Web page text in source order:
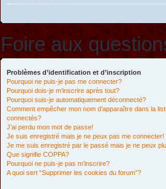
Foire aux
Problèmes d’identification et d’inscription
Pourquoi ne puis-je pas me connecter?
Pourquoi dois-je m’inscrire après tout?
Pourquoi suis-je automatiquement déconnecté?
Comment empêcher mon nom d’apparaître dans la
connectés?
J’ai perdu mon mot de passe!
Je suis enregistré mais je ne peux pas me connecter!
Je me suis enregistré par le passé mais je ne peux
Que signifie COPPA?
Pourquoi ne puis-je pas m’inscrire?
A quoi sert “Supprimer les cookies du forum”?